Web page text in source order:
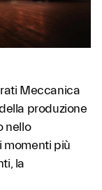
Meccanica
produzione
nello
momenti più
la